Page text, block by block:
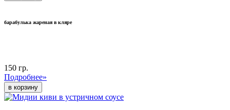
барабулька жареная в кляре
150 гр.
Подробнее»